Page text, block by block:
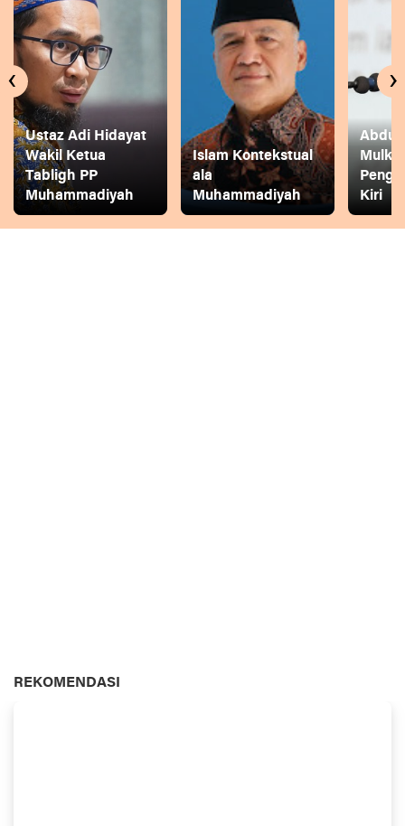
Ustaz Adi Hidayat
Wakil Ketua
Tabligh PP
Muhammadiyah
Islam Kontekstual
ala
Muhammadiyah
Abdul
Kiri
‹ ›
REKOMENDASI